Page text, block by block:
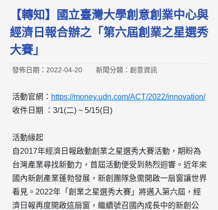
【轉知】國立臺灣大學創意創業中心與
經濟日報合辦之「第六屆創業之星選秀
大賽」
發佈日期：2022-04-20 新聞分類：創意資訊
活動官網： https://money.udn.com/ACT/2022/innovation/
收件日期 ：3/1(二) ~ 5/15(日)
活動緣起
自2017年經濟日報啟動創業之星選秀大賽活動，期盼為
台灣產業尋找新動力，首屆活動便受到熱烈迴響。近年來
國內新創產業蓬勃發展，新創團隊急需開啟一扇窗讓世界
看見。2022年「創業之星選秀大賽」將邁入第六屆，經
濟日報再度開啟這扇窗，繼續號召國內成長中的新創公